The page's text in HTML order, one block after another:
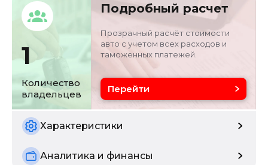
VIN
HLX12B15XS152483
Объём двигателя
Цвет
серебристо-серый б/у
Расчетная мощность
112.5 кВ
1
Количество
владельцев
Подробный расчет
Прозрачный расчёт стоимости
авто с учетом всех расходов и
таможенных платежей.
Перейти
Характеристики
Аналитика и финансы